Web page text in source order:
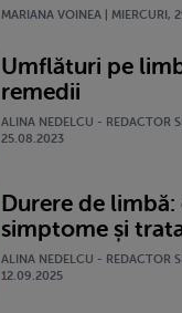
MARIANA VOINEA | MIERCURI,
Umflături pe
remedii
ALINA NEDELCU - REDACTOR
25.08.2023
Durere de limbă:
simptome și
ALINA NEDELCU - REDACTOR
12.09.2025